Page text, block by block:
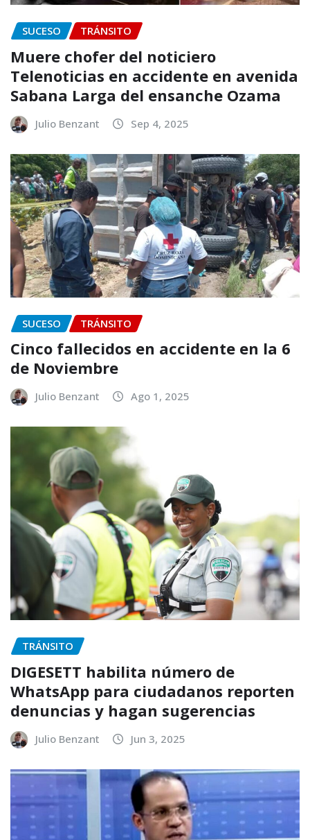
SUCESO TRÁNSITO
Muere chofer del noticiero
Telenoticias en accidente en avenida
Sabana Larga del ensanche Ozama
Julio Benzant Sep 4, 2025
SUCESO TRÁNSITO
Cinco fallecidos en accidente en la 6
de Noviembre
Julio Benzant Ago 1, 2025
TRÁNSITO
DIGESETT habilita número de
WhatsApp para ciudadanos reporten
denuncias y hagan sugerencias
Julio Benzant Jun 3, 2025